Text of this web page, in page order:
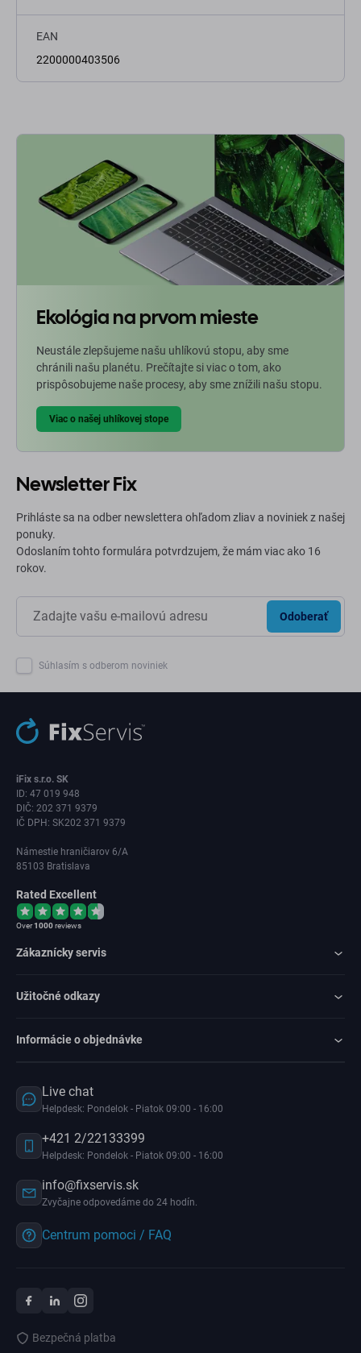
EAN
2200000403506
Ekológia na prvom mieste
Neustále zlepšujeme našu uhlíkovú stopu, aby sme
chránili našu planétu. Prečítajte si viac o tom, ako
prispôsobujeme naše procesy, aby sme znížili našu stopu.
Viac o našej uhlíkovej stope
Newsletter Fix
Prihláste sa na odber newslettera ohľadom zliav a noviniek z našej
ponuky.
Odoslaním tohto formulára potvrdzujem, že mám viac ako 16
rokov.
Odoberať
Súhlasím s odberom noviniek
iFix s.r.o. SK
ID: 47 019 948
DIČ: 202 371 9379
IČ DPH: SK202 371 9379
Námestie hraničiarov 6/A
85103 Bratislava
Rated Excellent
Over1000reviews
Zákaznícky servis
Užitočné odkazy
Informácie o objednávke
Live chat
Helpdesk: Pondelok - Piatok 09:00 - 16:00
+421 2/22133399
Helpdesk: Pondelok - Piatok 09:00 - 16:00
info@fixservis.sk
Zvyčajne odpovedáme do 24 hodín.
Centrum pomoci / FAQ
Bezpečná platba